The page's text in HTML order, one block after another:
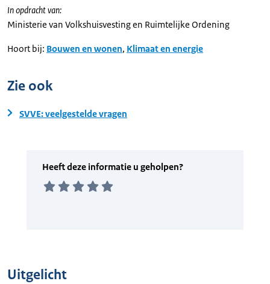
In opdracht van:
Ministerie van Volkshuisvesting en Ruimtelijke Ordening
Hoort bij: Bouwen en wonen, Klimaat en energie
Zie ook
SVVE: veelgestelde vragen
Uitgelicht